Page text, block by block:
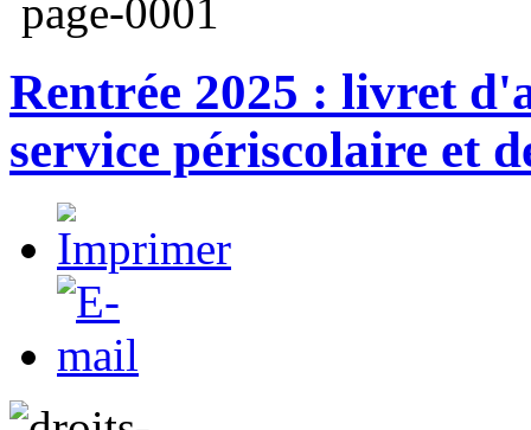
Rentrée 2025 : livret
service périscolaire et